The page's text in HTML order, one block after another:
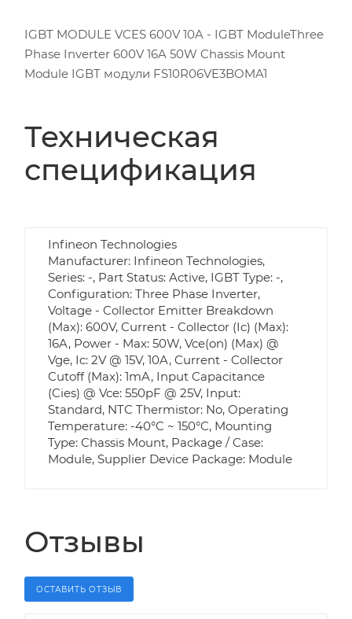
IGBT MODULE VCES 600V 10A - IGBT ModuleThree
Phase Inverter 600V 16A 50W Chassis Mount
Module IGBT модули FS10R06VE3BOMA1
Техническая
спецификация
Infineon Technologies
Manufacturer: Infineon Technologies,
Series: -, Part Status: Active, IGBT Type: -,
Configuration: Three Phase Inverter,
Voltage - Collector Emitter Breakdown
(Max): 600V, Current - Collector (Ic) (Max):
16A, Power - Max: 50W, Vce(on) (Max) @
Vge, Ic: 2V @ 15V, 10A, Current - Collector
Cutoff (Max): 1mA, Input Capacitance
(Cies) @ Vce: 550pF @ 25V, Input:
Standard, NTC Thermistor: No, Operating
Temperature: -40°C ~ 150°C, Mounting
Type: Chassis Mount, Package / Case:
Module, Supplier Device Package: Module
Отзывы
ОСТАВИТЬ ОТЗЫВ